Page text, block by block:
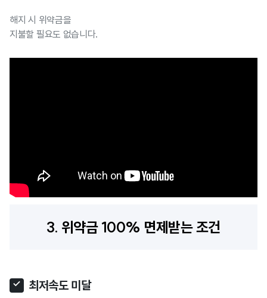
해지 시 위약금을
지불할 필요도 없습니다.
3. 위약금 100% 면제받는 조건
최저속도 미달